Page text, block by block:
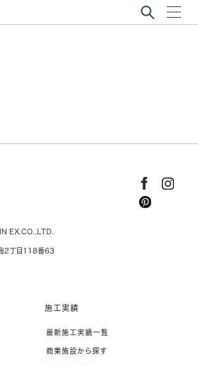
EX.CO.,LTD.
2丁目118番63
施工実績
最新施工実績一覧
商業施設から探す